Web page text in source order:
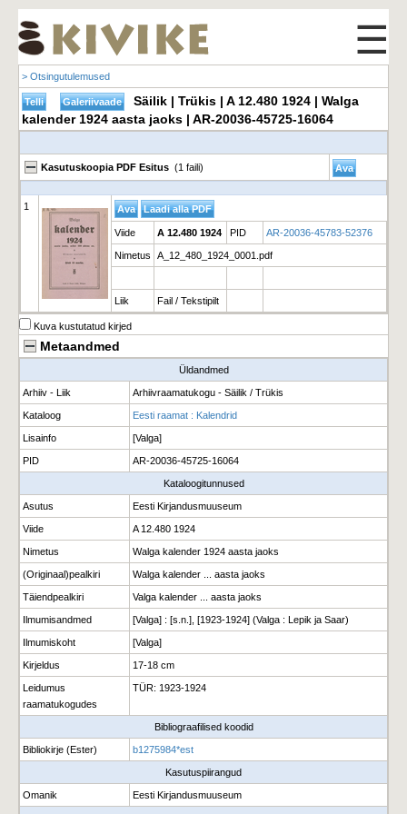
☰
> Otsingutulemused
Säilik | Trükis | A 12.480 1924 | Walga
kalender 1924 aasta jaoks | AR-20036-45725-16064
Kasutuskoopia PDF Esitus (1 faili)
1
Viide A 12.480 1924 PID AR-20036-45783-52376
Nimetus A_12_480_1924_0001.pdf
Liik Fail / Tekstipilt
Kuva kustutatud kirjed
Metaandmed
Üldandmed
Arhiiv - Liik Arhiivraamatukogu - Säilik / Trükis
Kataloog Eesti raamat : Kalendrid
Lisainfo [Valga]
PID AR-20036-45725-16064
Kataloogitunnused
Asutus Eesti Kirjandusmuuseum
Viide A 12.480 1924
Nimetus Walga kalender 1924 aasta jaoks
(Originaal)pealkiri Walga kalender ... aasta jaoks
Täiendpealkiri Valga kalender ... aasta jaoks
Ilmumisandmed [Valga] : [s.n.], [1923-1924] (Valga : Lepik ja Saar)
Ilmumiskoht [Valga]
Kirjeldus 17-18 cm
Leidumus
raamatukogudes
TÜR: 1923-1924
Bibliograafilised koodid
Bibliokirje (Ester) b1275984*est
Kasutuspiirangud
Omanik Eesti Kirjandusmuuseum